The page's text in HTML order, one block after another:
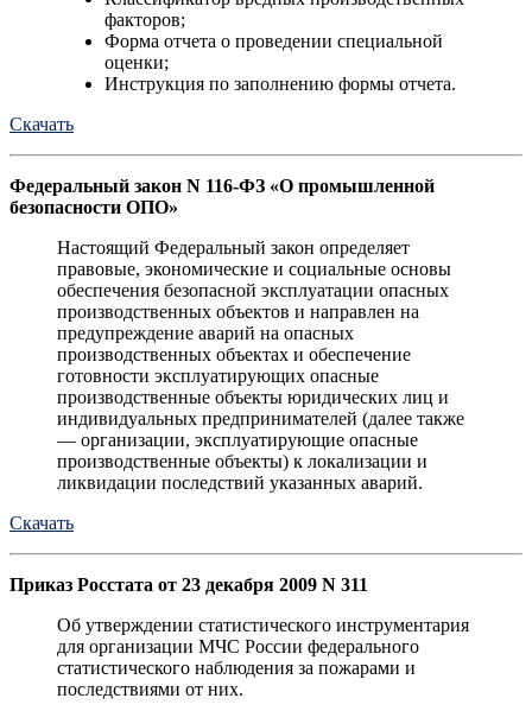
факторов;
Форма отчета о проведении специальной
оценки;
Инструкция по заполнению формы отчета.
Скачать
Федеральный закон N 116-ФЗ «О промышленной
безопасности ОПО»
Настоящий Федеральный закон определяет
правовые, экономические и социальные основы
обеспечения безопасной эксплуатации опасных
производственных объектов и направлен на
предупреждение аварий на опасных
производственных объектах и обеспечение
готовности эксплуатирующих опасные
производственные объекты юридических лиц и
индивидуальных предпринимателей (далее также
— организации, эксплуатирующие опасные
производственные объекты) к локализации и
ликвидации последствий указанных аварий.
Скачать
Приказ Росстата от 23 декабря 2009 N 311
Об утверждении статистического инструментария
для организации МЧС России федерального
статистического наблюдения за пожарами и
последствиями от них.